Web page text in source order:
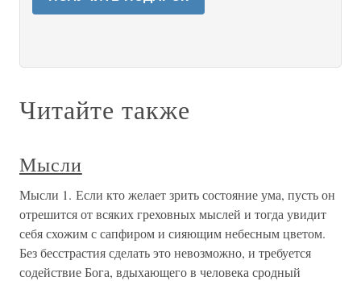
Читайте также
Мысли
Мысли 1. Если кто желает зрить состояние ума, пусть он
отрешится от всяких греховных мыслей и тогда увидит
себя схожим с сапфиром и сияющим небесным цветом.
Без бесстрастия сделать это невозможно, и требуется
содействие Бога, вдыхающего в человека сродный